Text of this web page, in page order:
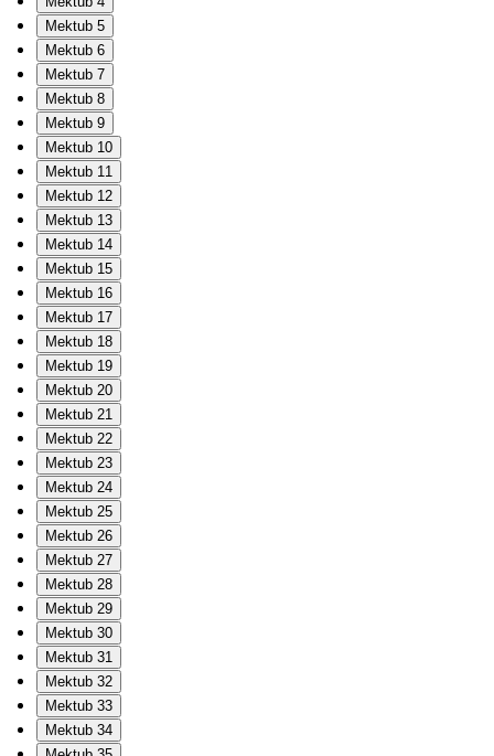
Mektub 5
Mektub 6
Mektub 7
Mektub 8
Mektub 9
Mektub 10
Mektub 11
Mektub 12
Mektub 13
Mektub 14
Mektub 15
Mektub 16
Mektub 17
Mektub 18
Mektub 19
Mektub 20
Mektub 21
Mektub 22
Mektub 23
Mektub 24
Mektub 25
Mektub 26
Mektub 27
Mektub 28
Mektub 29
Mektub 30
Mektub 31
Mektub 32
Mektub 33
Mektub 34